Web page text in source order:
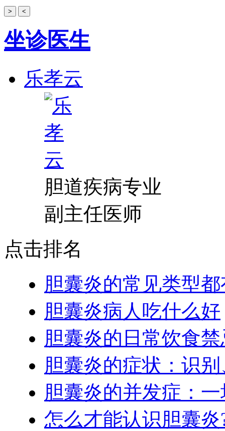
> <
坐诊医生
乐孝云
胆道疾病专业
副主任医师
点击排名
胆囊炎的常见类型
胆囊炎病人吃什么好
胆囊炎的日常饮食
胆囊炎的症状：识
胆囊炎的并发症：
怎么才能认识胆囊炎